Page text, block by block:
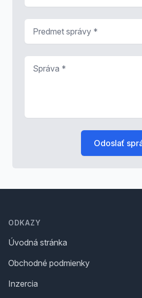
Odoslať
ODKAZY
Úvodná stránka
Obchodné podmienky
Inzercia